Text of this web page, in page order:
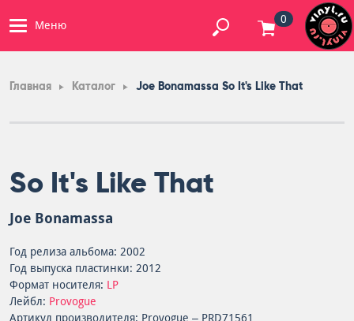
Меню 0
Главная Каталог Joe Bonamassa So It's Like That
So It's Like That
Joe Bonamassa
Год релиза альбома: 2002
Год выпуска пластинки: 2012
Формат носителя: LP
Лейбл: Provogue
Артикул производителя: Provogue – PRD71561